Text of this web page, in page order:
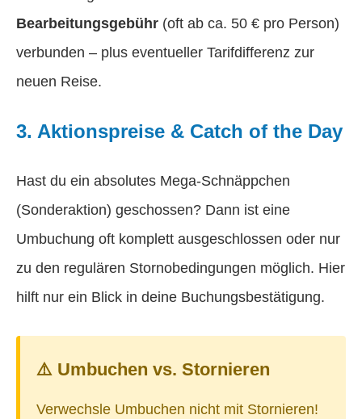
Bearbeitungsgebühr (oft ab ca. 50 € pro Person)
verbunden – plus eventueller Tarifdifferenz zur
neuen Reise.
3. Aktionspreise & Catch of the Day
Hast du ein absolutes Mega-Schnäppchen
(Sonderaktion) geschossen? Dann ist eine
Umbuchung oft komplett ausgeschlossen oder nur
zu den regulären Stornobedingungen möglich. Hier
hilft nur ein Blick in deine Buchungsbestätigung.
⚠️ Umbuchen vs. Stornieren
Verwechsle Umbuchen nicht mit Stornieren!